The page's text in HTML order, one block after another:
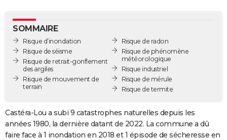
GUIDES D'ACHAT
BONS PLANS
CARTE DE VOEUX
Carte de Noël
Carte Bonne année
Carte Saint-Valentin
Carte Pâques
Carte d'anniversaire
Dictionnaire
Biographies
Citations
Expressions
Proverbes
PROGRAMME TV
COPAINS D'AVANT
SOMMAIRE
Risque d’inondation
Risque de séisme
Risque de retrait-gonflement
des argiles
Risque de mouvement de
terrain
Risque de radon
Risque de phénomène
météorologique
Risque industriel
Risque de mérule
Risque de termite
Castéra-Lou a subi 9 catastrophes naturelles depuis les
années 1980, la dernière datant de 2022. La commune a dû
faire face à 1 inondation en 2018 et 1 épisode de sécheresse en